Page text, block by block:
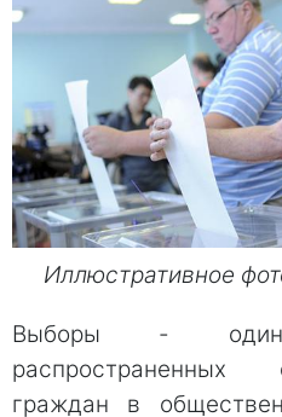
Иллюстративное
Выборы -
распространенных
граждан в